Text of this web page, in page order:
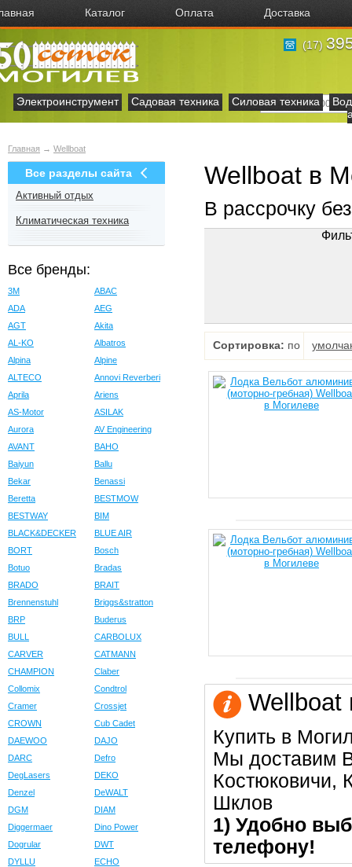
Каталог Оплата Доставка
(17)
Электроинструмент Садовая техника Силовая техника
Главная → Wellboat
Все разделы сайта
Активный отдых
Климатическая техника
Все бренды:
3M
ABAC
ADA
AEG
AGT
Akita
AL-KO
Albatros
Alpina
Alpine
ALTECO
Annovi Reverberi
Aprila
Ariens
AS-Motor
ASILAK
Aurora
AV Engineering
AVANT
BAHO
Baiyun
Ballu
Bekar
Benassi
Beretta
BESTMOW
BESTWAY
BIM
BLACK&DECKER
BLUE AIR
BORT
Bosch
Botuo
Bradas
BRADO
BRAIT
Brennenstuhl
Briggs&stratton
BRP
Buderus
BULL
CARBOLUX
CARVER
CATMANN
CHAMPION
Claber
Collomix
Condtrol
Cramer
Crossjet
CROWN
Cub Cadet
DAEWOO
DAJO
DARC
Defro
DegLasers
DEKO
Denzel
DeWALT
DGM
DIAM
Diggermaer
Dino Power
Dogrular
DWT
DYLLU
ECHO
Wellboat в
В рассрочку
Сортировка: по
Wellboat
Купить в
Мы доставим
Костюковичи,
Шклов
1) Удобно
телефону!